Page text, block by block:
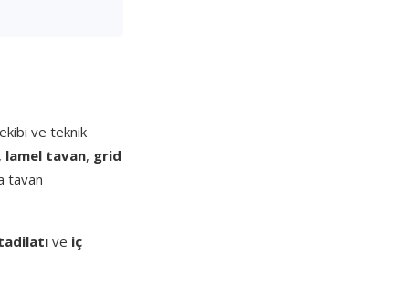
ve teknik
, lamel tavan, grid
tavan
ve iç